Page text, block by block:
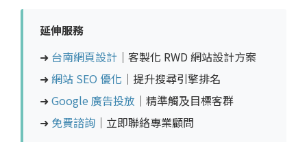
延伸服務
➜ 台南網頁設計 ｜客製化 RWD 網站設計方案
➜ 網站 SEO 優化 ｜提升搜尋引擎排名
➜ Google 廣告投放 ｜精準觸及目標客群
➜ 免費諮詢 ｜立即聯絡專業顧問